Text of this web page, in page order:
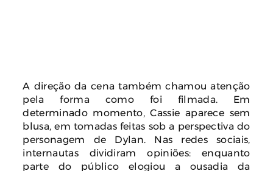
A direção da cena também chamou atenção
pela forma como foi filmada. Em
determinado momento, Cassie aparece sem
blusa, em tomadas feitas sob a perspectiva do
personagem de Dylan. Nas redes sociais,
internautas dividiram opiniões: enquanto
parte do público elogiou a ousadia da